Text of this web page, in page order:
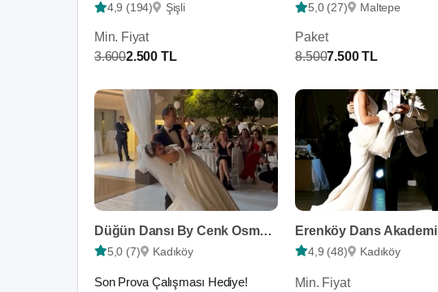
4,9 (194) Şişli
Min. Fiyat
3.6002.500 TL
5,0 (27) Maltepe
Paket
8.5007.500 TL
Düğün Dansı By Cenk Osman Akçaylı
5,0 (7) Kadıköy
Son Prova Çalışması Hediye!
Erenköy Dans Akademi
4,9 (48) Kadıköy
Min. Fiyat